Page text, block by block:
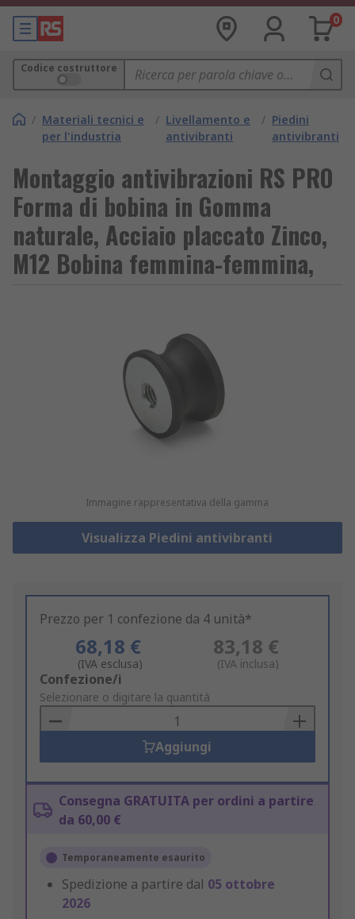
0
Codice costruttore
/ Materiali tecnici e
per l'industria
/ Livellamento e
antivibranti
/ Piedini
antivibranti
Montaggio antivibrazioni RS PRO
Forma di bobina in Gomma
naturale, Acciaio placcato Zinco,
M12 Bobina femmina-femmina,
Immagine rappresentativa della gamma
Visualizza Piedini antivibranti
Prezzo per 1 confezione da 4 unità*
68,18 €
(IVA esclusa)
83,18 €
(IVA inclusa)
Add
to
Basket
Confezione/i
Selezionare o digitare la quantità
Aggiungi
Consegna GRATUITA per ordini a partire
da 60,00 €
Temporaneamente esaurito
Spedizione a partire dal 05 ottobre
2026